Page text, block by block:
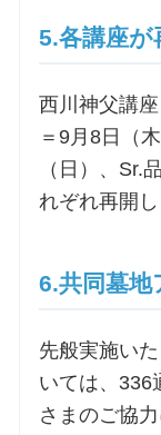
5.各講座が
西川神父講
＝9月8日（
（日）、Sr.
れぞれ再開し
6.共同墓地
先般実施い
いては、336
さまのご協